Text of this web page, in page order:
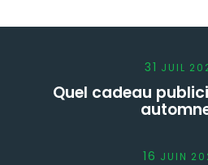
31 JUIL
Quel cadeau
16 JUIN